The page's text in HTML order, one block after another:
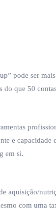
pode ser
do que 50
e capacidade
em si.
aquisição/
com uma